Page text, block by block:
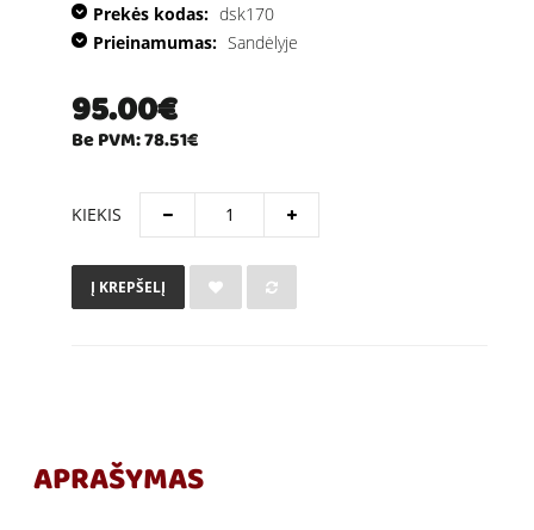
Prekės kodas: dsk170
Prieinamumas: Sandėlyje
95.00€
Be PVM: 78.51€
KIEKIS
Į KREPŠELĮ
APRAŠYMAS